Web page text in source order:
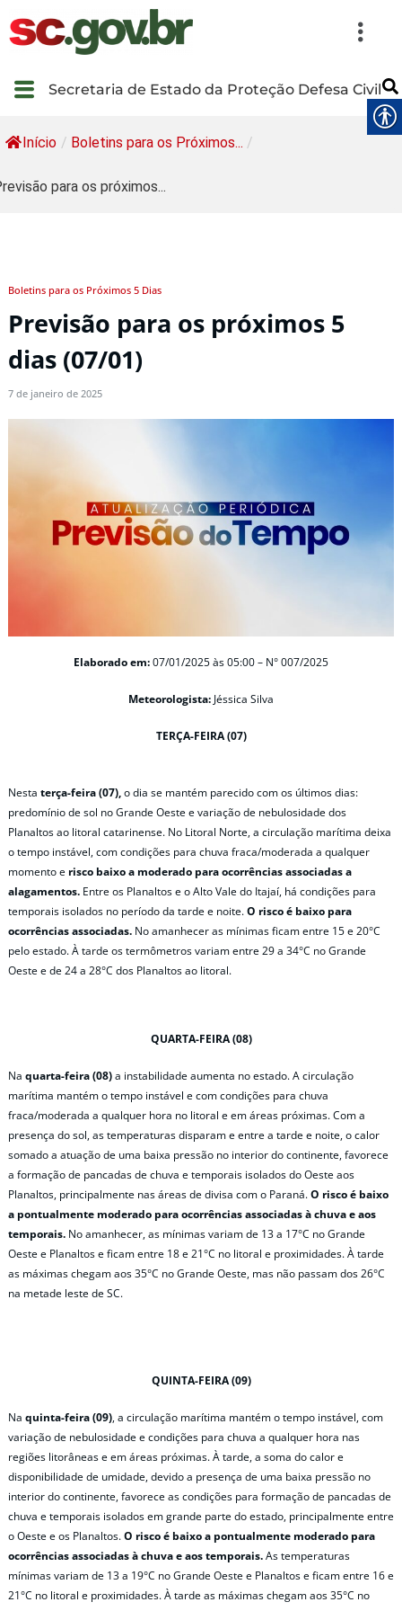
Secretaria de Estado da Proteção Defesa Civil
Início / Boletins para os Próximos... /
para os próximos...
Boletins para os Próximos 5 Dias
Previsão para os próximos 5
dias (07/01)
7 de janeiro de 2025
Elaborado em:07/01/2025 às 05:00 – N° 007/2025
Meteorologista: Jéssica Silva
TERÇA-FEIRA (07)
Nesta terça-feira (07),o dia se mantém parecido com os últimos dias:
predomínio de sol no Grande Oeste e variação de nebulosidade dos
Planaltos ao litoral catarinense. No Litoral Norte, a circulação marítima deixa
o tempo instável, com condições para chuva fraca/moderada a qualquer
momento e risco baixo a moderado para ocorrências associadas a
alagamentos. Entre os Planaltos e o Alto Vale do Itajaí, há condições para
temporais isolados no período da tarde e noite.O risco é baixo para
ocorrências associadas. No amanhecer as mínimas ficam entre 15 e 20°C
pelo estado. À tarde os termômetros variam entre 29 a 34°C no Grande
Oeste e de 24 a 28°C dos Planaltos ao litoral.
QUARTA-FEIRA (08)
Na quarta-feira (08)a instabilidade aumenta no estado. A circulação
marítima mantém o tempo instável e com condições para chuva
fraca/moderada a qualquer hora no litoral e em áreas próximas. Com a
presença do sol, as temperaturas disparam e entre a tarde e noite, o calor
somado a atuação de uma baixa pressão no interior do continente, favorece
a formação de pancadas de chuva e temporais isolados do Oeste aos
Planaltos, principalmente nas áreas de divisa com o Paraná.O risco é baixo
a pontualmente moderado para ocorrências associadas à chuva e aos
temporais. No amanhecer, as mínimas variam de 13 a 17°C no Grande
Oeste e Planaltos e ficam entre 18 e 21°C no litoral e proximidades. À tarde
as máximas chegam aos 35°C no Grande Oeste, mas não passam dos 26°C
na metade leste de SC.
QUINTA-FEIRA (09)
Na quinta-feira (09), a circulação marítima mantém o tempo instável, com
variação de nebulosidade e condições para chuva a qualquer hora nas
regiões litorâneas e em áreas próximas. À tarde, a soma do calor e
disponibilidade de umidade, devido a presença de uma baixa pressão no
interior do continente, favorece as condições para formação de pancadas de
chuva e temporais isolados em grande parte do estado, principalmente entre
o Oeste e os Planaltos.O risco é baixo a pontualmente moderado para
ocorrências associadas à chuva e aos temporais.As temperaturas
mínimas variam de 13 a 19°C no Grande Oeste e Planaltos e ficam entre 16 e
21°C no litoral e proximidades. À tarde as máximas chegam aos 35°C no